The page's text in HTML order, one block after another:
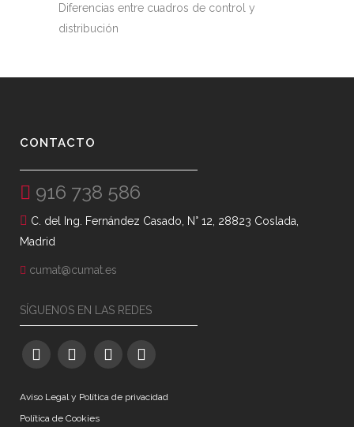
Diferencias entre cuadros de control y
distribución
CONTACTO
916 738 586
C. del Ing. Fernández Casado, N° 12, 28823 Coslada,
Madrid
cumat@cumat.es
SÍGUENOS EN LAS REDES
Aviso Legal y Política de privacidad
Política de Cookies